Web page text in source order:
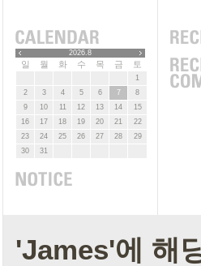
2026.8
일 월 화 수 목 금 토
1
2
3 4 5 6 7
8
9
10 11 12 13 14
15
16
17 18 19 20 21
22
23
24 25 26 27 28
29
30
31
'James'에 해